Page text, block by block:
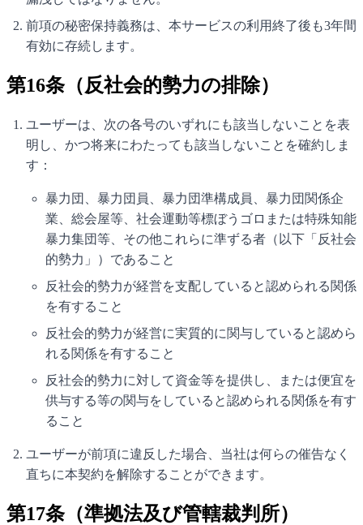
前項の秘密保持義務は、本サービスの利用終了後も3年間
有効に存続します。
第16条（反社会的勢力の排除）
ユーザーは、次の各号のいずれにも該当しないことを表
明し、かつ将来にわたっても該当しないことを確約しま
す：
暴力団、暴力団員、暴力団準構成員、暴力団関係企
業、総会屋等、社会運動等標ぼうゴロまたは特殊知能
暴力集団等、その他これらに準ずる者（以下「反社会
的勢力」）であること
反社会的勢力が経営を支配していると認められる関係
を有すること
反社会的勢力が経営に実質的に関与していると認めら
れる関係を有すること
反社会的勢力に対して資金等を提供し、または便宜を
供与する等の関与をしていると認められる関係を有す
ること
ユーザーが前項に違反した場合、当社は何らの催告なく
直ちに本契約を解除することができます。
第17条（準拠法及び管轄裁判所）